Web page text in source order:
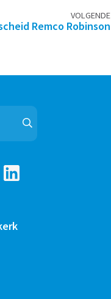
VOLGENDE
Remco Robinson
Zoeken
naar: